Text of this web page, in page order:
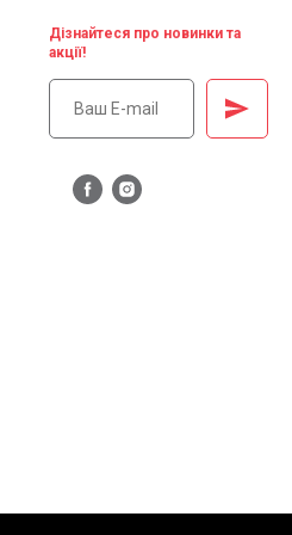
Дізнайтеся про новинки та
акції!